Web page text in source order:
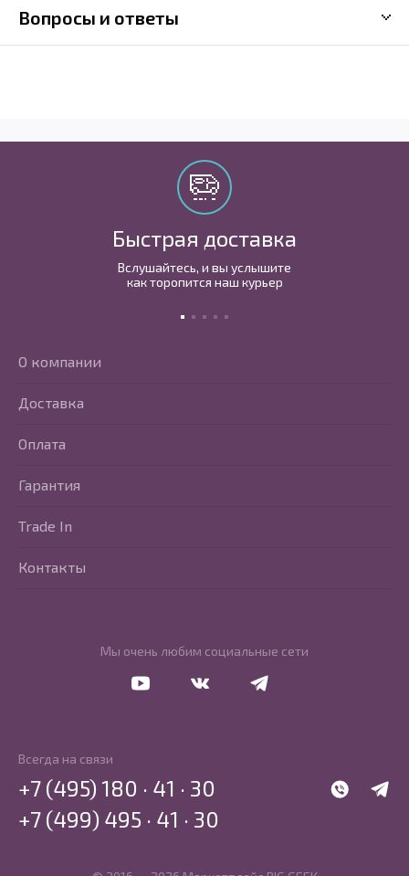
Вопросы и ответы
Быстрая доставка
Вслушайтесь, и вы услышите
как торопится наш курьер
Мы очень любим социальные сети
Перейти в VkontakteПерейти в Telegram
О компании
Доставка
Оплата
Гарантия
Trade In
Контакты
Всегда на связи
WhatsApp
+7 (495) 180 · 41 · 30
+7 (499) 495 · 41 · 30